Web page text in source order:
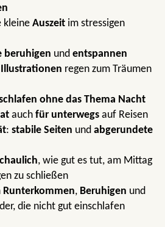
kleine Auszeit im stressigen
beruhigen und entspannen
regen zum Träumen
ohne das Thema Nacht
auch für unterwegs auf Reisen
: stabile Seiten und abgerundete
, wie gut es tut, am Mittag
zu schließen
Runterkommen, Beruhigen und
die nicht gut einschlafen